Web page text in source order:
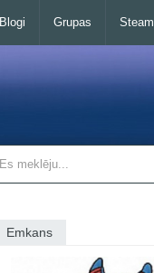
Blogi Grupas Steam
Emkans